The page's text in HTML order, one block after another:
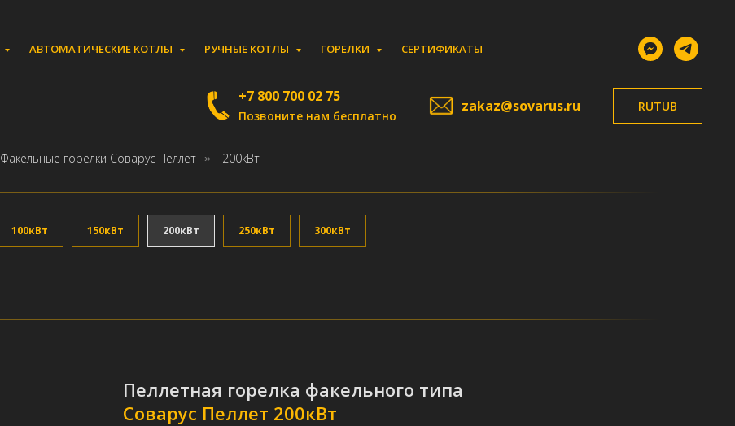
АВТОМАТИЧЕСКИЕ КОТЛЫ РУЧНЫЕ КОТЛЫ ГОРЕЛКИ СЕРТИФИКАТЫ
+7 800 700 02 75
Позвоните нам бесплатно
zakaz@sovarus.ru RUTUB
Факельные горелки Соварус Пеллет » 200кВт
100кВт 150кВт 200кВт 250кВт 300кВт
Пеллетная горелка факельного типа
Соварус Пеллет 200кВт